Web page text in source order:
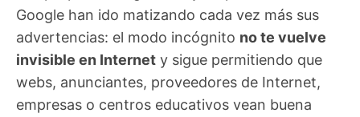
Google han ido matizando cada vez más sus
advertencias: el modo incógnito no te vuelve
invisible en Internet y sigue permitiendo que
webs, anunciantes, proveedores de Internet,
empresas o centros educativos vean buena